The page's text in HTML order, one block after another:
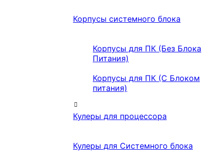
Корпусы системного блока
Корпусы для ПК (Без Блока
Питания)
Корпусы для ПК (С Блоком
питания)
Кулеры для процессора
Кулеры для Системного блока